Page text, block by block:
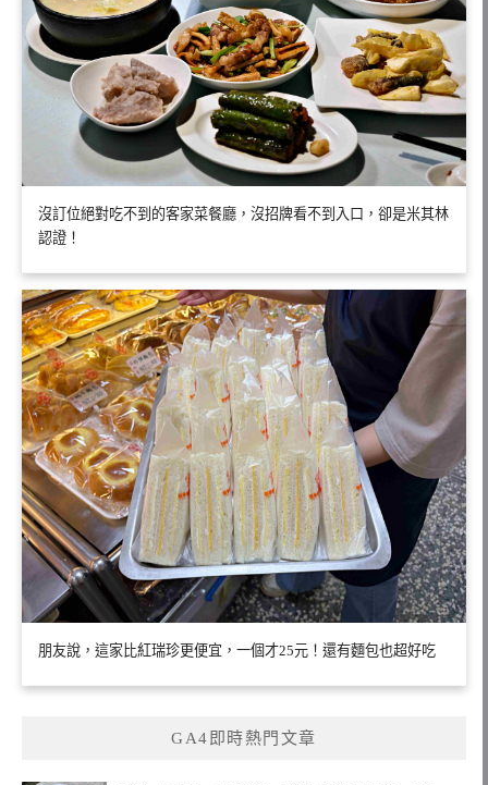
沒訂位絕對吃不到的客家菜餐廳，沒招牌看不到入口，卻是米其林
認證！
朋友說，這家比紅瑞珍更便宜，一個才25元！還有麵包也超好吃
GA4即時熱門文章